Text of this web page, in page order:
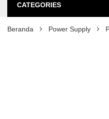
CATEGORIES
Beranda Power Supply